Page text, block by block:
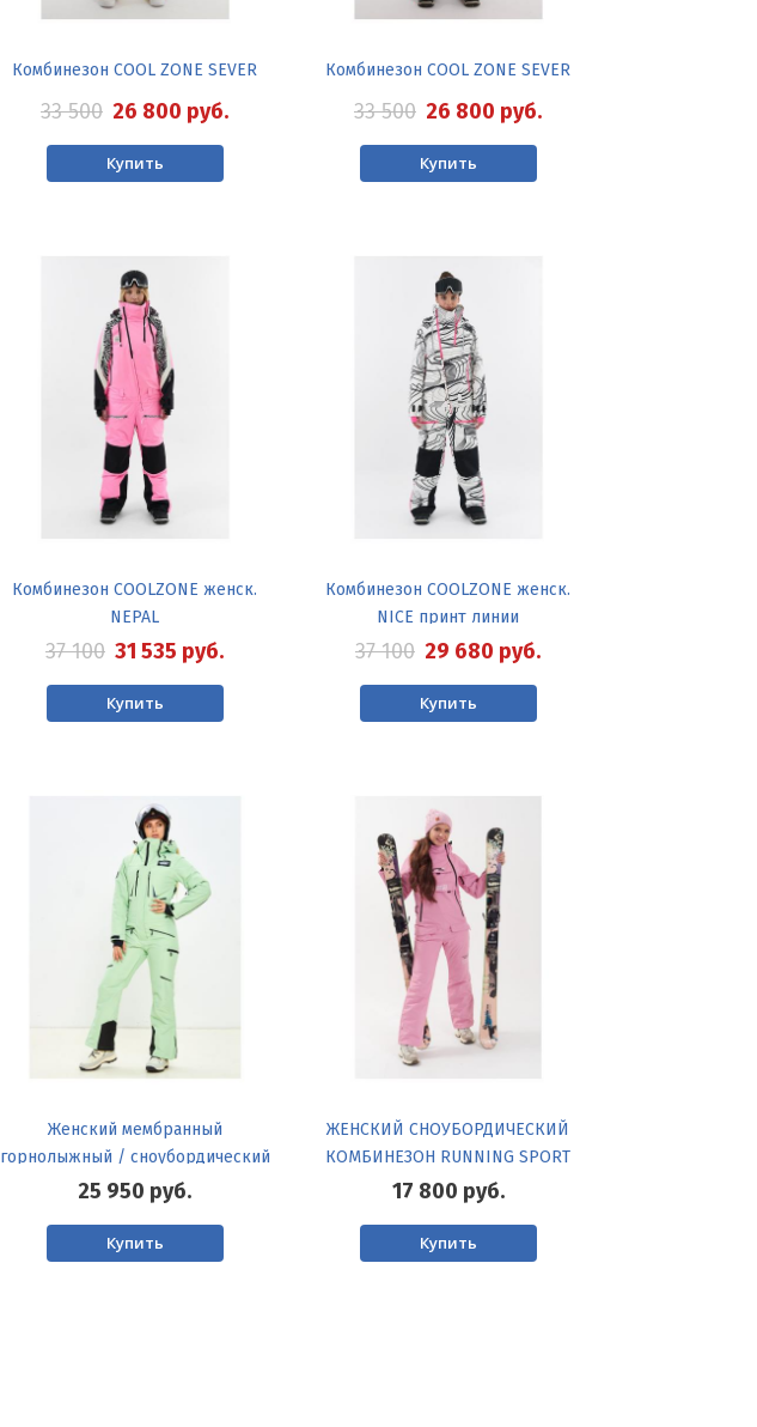
Комбинезон COOL ZONE SEVER
33 500 26 800 руб.
Купить
Комбинезон COOL ZONE SEVER
33 500 26 800 руб.
Купить
Комбинезон COOLZONE женск.
NEPAL
37 100 31 535 руб.
Купить
Комбинезон COOLZONE женск.
NICE принт линии
37 100 29 680 руб.
Купить
Женский мембранный
горнолыжный / сноубордический
комбинезон Azimut
25 950 руб.
Купить
ЖЕНСКИЙ СНОУБОРДИЧЕСКИЙ
КОМБИНЕЗОН RUNNING SPORT
17 800 руб.
Купить